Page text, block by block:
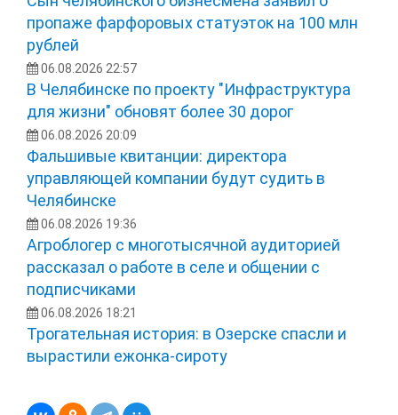
пропаже фарфоровых статуэток на 100 млн
рублей
06.08.2026 22:57
В Челябинске по проекту "Инфраструктура
для жизни" обновят более 30 дорог
06.08.2026 20:09
Фальшивые квитанции: директора
управляющей компании будут судить в
Челябинске
06.08.2026 19:36
Агроблогер с многотысячной аудиторией
рассказал о работе в селе и общении с
подписчиками
06.08.2026 18:21
Трогательная история: в Озерске спасли и
вырастили ежонка‑сироту